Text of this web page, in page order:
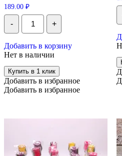
189.00 ₽
-
Количество
Печенье
Vitlen
гречневыми
отрубями",
клюквой,
льняным
маслом,
170
+
Добавить в корзину
Нет в наличии
Купить в 1 клик
Добавить в избранное
Добавить в избранное